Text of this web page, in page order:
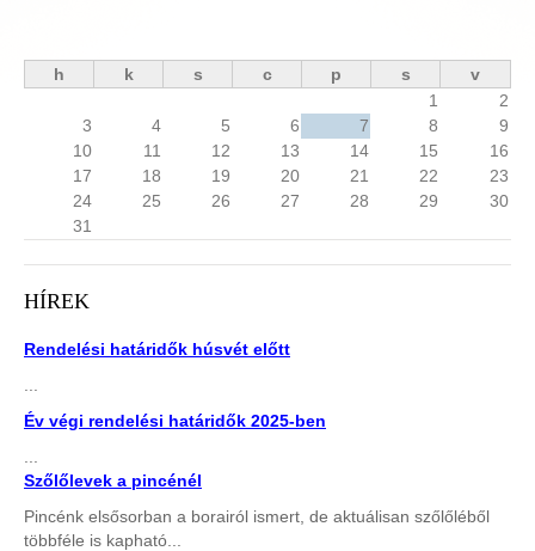
h k s c p s
v
1
2
3
4 5 6 7 8
9
10
11 12 13 14 15
16
17
18 19 20 21 22
23
24
25 26 27 28 29
30
31
HÍREK
Rendelési határidők húsvét előtt
Év végi rendelési határidők 2025-ben
Szőlőlevek a pincénél
Pincénk elsősorban a borairól ismert, de aktuálisan szőlőléből
többféle is kapható...